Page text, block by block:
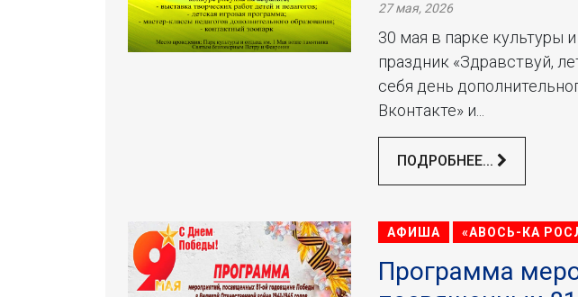
27 мая, 2026
30 мая в парке культуры
праздник «Здравствуй,
себя день
Вконтакте» и...
ПОДРОБНЕЕ...
АФИША «АВОСЬ-КА
Программа